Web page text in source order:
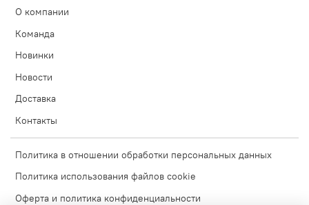
О компании
Команда
Новинки
Новости
Доставка
Контакты
Политика в отношении обработки персональных данных
Политика использования файлов cookie
Оферта и политика конфиденциальности